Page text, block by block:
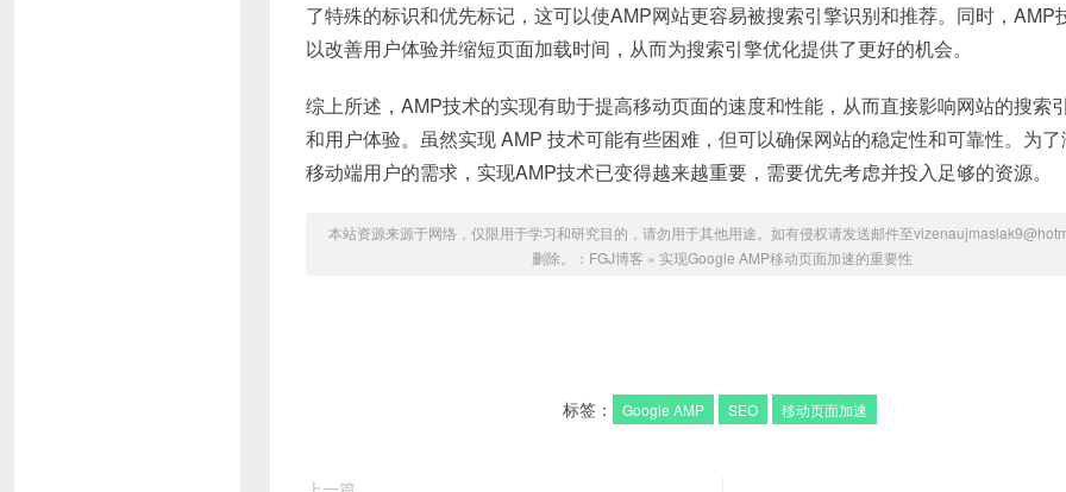
了特殊的标识和优先标记，这可以使AMP网站更容易被搜索引擎识别和推荐。同时，AMP
以改善用户体验并缩短页面加载时间，从而为搜索引擎优化提供了更好的机会。
综上所述，AMP技术的实现有助于提高移动页面的速度和性能，从而直接影响网站的搜索
和用户体验。虽然实现 AMP 技术可能有些困难，但可以确保网站的稳定性和可靠性。为
移动端用户的需求，实现AMP技术已变得越来越重要，需要优先考虑并投入足够的资源。
本站资源来源于网络，仅限用于学习和研究目的，请勿用于其他用途。如有侵权请发送邮件至
删除。： FGJ博客 » 实现Google AMP移动页面加速的重要性
标签： Google AMP SEO 移动页面加速